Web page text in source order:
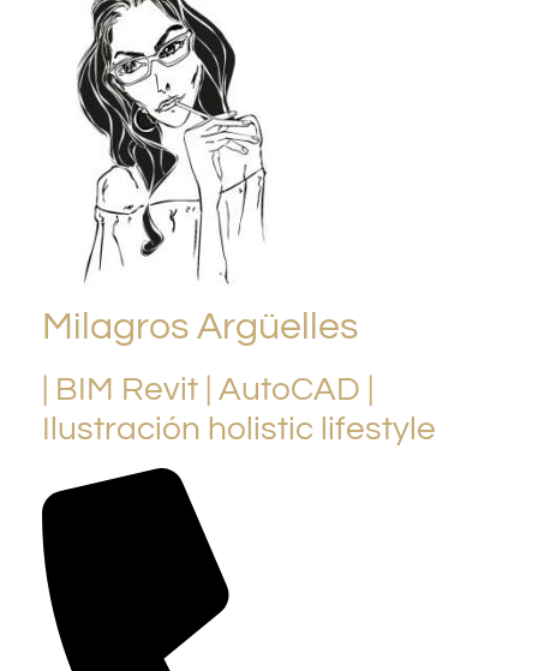
Milagros Argüelles
| BIM Revit | AutoCAD |
Ilustración holistic lifestyle